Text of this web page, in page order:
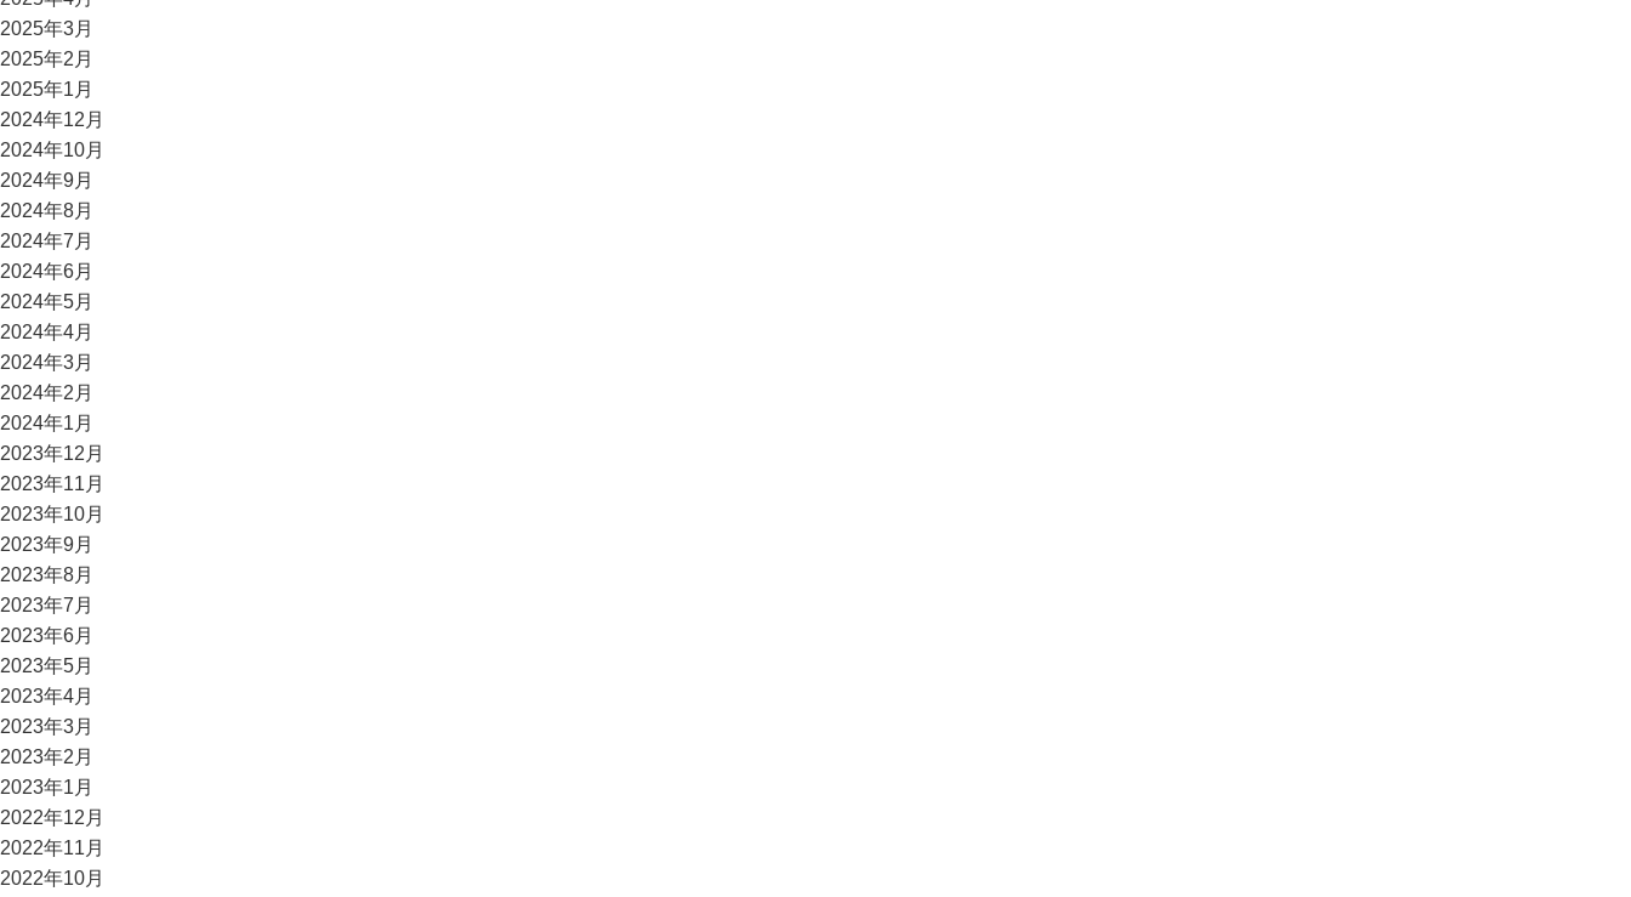
2025年3月
2025年2月
2025年1月
2024年12月
2024年10月
2024年9月
2024年8月
2024年7月
2024年6月
2024年5月
2024年4月
2024年3月
2024年2月
2024年1月
2023年12月
2023年11月
2023年10月
2023年9月
2023年8月
2023年7月
2023年6月
2023年5月
2023年4月
2023年3月
2023年2月
2023年1月
2022年12月
2022年11月
2022年10月